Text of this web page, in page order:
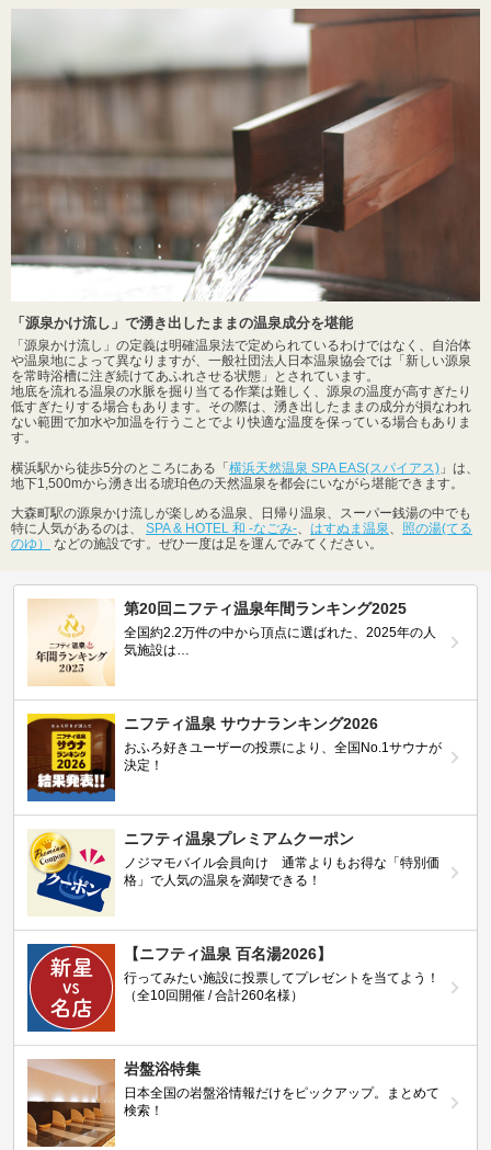
「源泉かけ流し」で湧き出したままの温泉成分を堪能
「源泉かけ流し」の定義は明確温泉法で定められているわけではなく、自治体
や温泉地によって異なりますが、一般社団法人日本温泉協会では「新しい源泉
を常時浴槽に注ぎ続けてあふれさせる状態」とされています。
地底を流れる温泉の水脈を掘り当てる作業は難しく、源泉の温度が高すぎたり
低すぎたりする場合もあります。その際は、湧き出したままの成分が損なわれ
ない範囲で加水や加温を行うことでより快適な温度を保っている場合もありま
す。
横浜駅から徒歩5分のところにある「 横浜天然温泉 SPA EAS(スパイアス) 」は、
地下1,500mから湧き出る琥珀色の天然温泉を都会にいながら堪能できます。
大森町駅の源泉かけ流しが楽しめる温泉、日帰り温泉、スーパー銭湯の中でも
特に人気があるのは、 SPA & HOTEL 和 -なごみ-、 はすぬま温泉、 照の湯(てる
のゆ）
などの施設です。ぜひ一度は足を運んでみてください。
第20回ニフティ温泉年間ランキング2025
全国約2.2万件の中から頂点に選ばれた、2025年の人
気施設は…
ニフティ温泉 サウナランキング2026
おふろ好きユーザーの投票により、全国No.1サウナが
決定！
ニフティ温泉プレミアムクーポン
ノジマモバイル会員向け 通常よりもお得な「特別価
格」で人気の温泉を満喫できる！
【ニフティ温泉 百名湯2026】
行ってみたい施設に投票してプレゼントを当てよう！
（全10回開催 / 合計260名様）
岩盤浴特集
日本全国の岩盤浴情報だけをピックアップ。まとめて
検索！